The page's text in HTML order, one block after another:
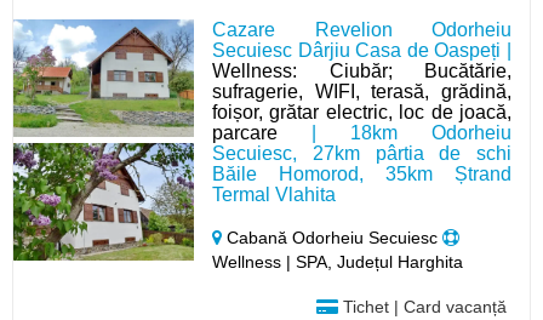
Cazare Revelion Odorheiu
Secuiesc Dârjiu Casa de Oaspeți |
Wellness: Ciubăr; Bucătărie,
sufragerie, WIFI, terasă, grădină,
foișor, grătar electric, loc de joacă,
parcare | 18km Odorheiu
Secuiesc, 27km pârtia de schi
Băile Homorod, 35km Ștrand
Termal Vlahita
Cabană Odorheiu Secuiesc
Wellness | SPA, Județul Harghita
Tichet | Card vacanță